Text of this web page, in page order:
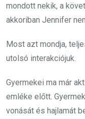
mondott nekik, a
akkoriban Jennifer
Most azt mondja,
utolsó interakciójuk.
Gyermekei ma már
emléke előtt.
vonását és hajlamát